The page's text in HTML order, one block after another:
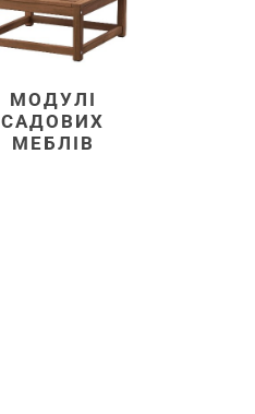
МОДУЛІ
САДОВИХ
МЕБЛІВ